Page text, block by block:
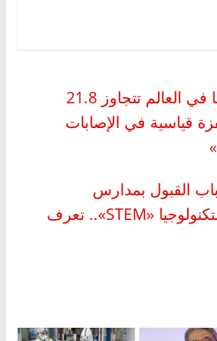
حالات الإصابة بكورونا في العالم تتجاوز 21.8
قياسية في الإصابات
القبول بمدارس
المتفوقين في العلوم والتكنولوجيا «STEM».. تعرف